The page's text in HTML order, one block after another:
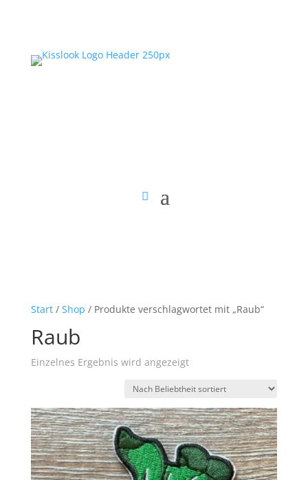
Start/ Shop / Produkte verschlagwortet mit „Raub“
Raub
Einzelnes Ergebnis wird angezeigt